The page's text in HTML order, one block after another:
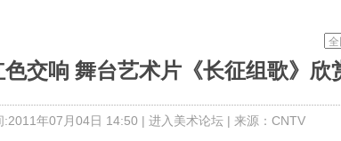
色交响 舞台艺术片《长征组歌》欣
:2011年07月04日 14:50 | 进入美术论坛 | 来源：CNTV